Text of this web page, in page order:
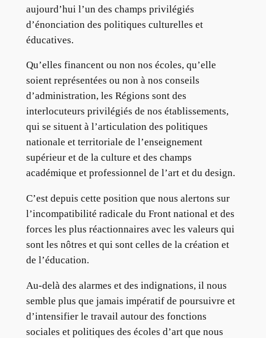
aujourd’hui l’un des champs privilégiés
d’énonciation des politiques culturelles et
éducatives.
Qu’elles financent ou non nos écoles, qu’elle
soient représentées ou non à nos conseils
d’administration, les Régions sont des
interlocuteurs privilégiés de nos établissements,
qui se situent à l’articulation des politiques
nationale et territoriale de l’enseignement
supérieur et de la culture et des champs
académique et professionnel de l’art et du design.
C’est depuis cette position que nous alertons sur
l’incompatibilité radicale du Front national et des
forces les plus réactionnaires avec les valeurs qui
sont les nôtres et qui sont celles de la création et
de l’éducation.
Au-delà des alarmes et des indignations, il nous
semble plus que jamais impératif de poursuivre et
d’intensifier le travail autour des fonctions
sociales et politiques des écoles d’art que nous